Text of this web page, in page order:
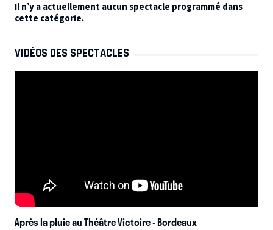
Il n’y a actuellement aucun spectacle programmé dans
cette catégorie.
VIDÉOS DES SPECTACLES
Après la pluie au Théâtre Victoire- Bordeaux